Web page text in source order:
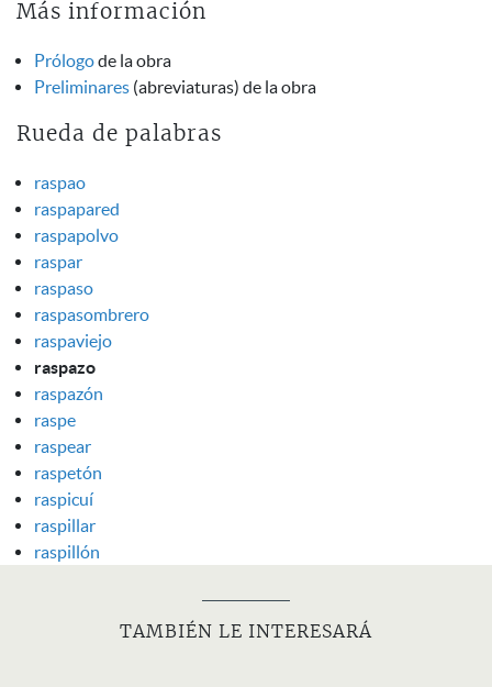
Más información
Prólogode la obra
Preliminares (abreviaturas) de la obra
Rueda de palabras
raspao
raspapared
raspapolvo
raspar
raspaso
raspasombrero
raspaviejo
raspazo
raspazón
raspe
raspear
raspetón
raspicuí
raspillar
raspillón
TAMBIÉN LE INTERESARÁ